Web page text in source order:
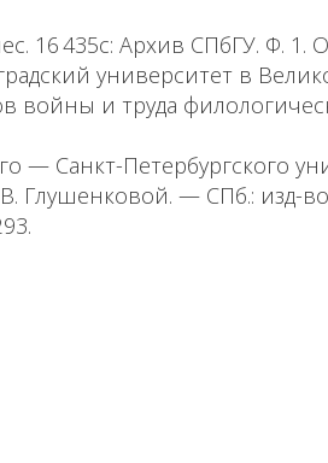
16 435с: Архив СПбГУ. Ф. 1.
университет в
войны и труда
— Санкт-Петербургского
Глушенковой. — СПб.: изд-во